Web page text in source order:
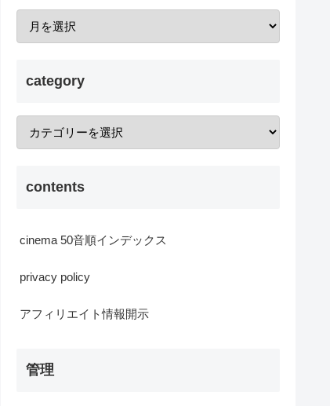
category
contents
cinema 50音順インデックス
privacy policy
アフィリエイト情報開示
管理